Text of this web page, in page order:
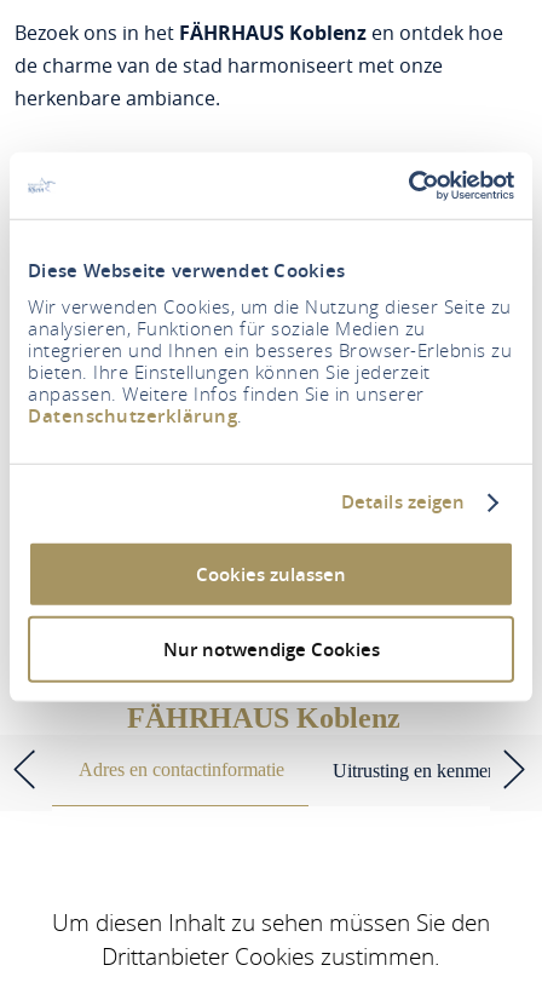
Diese Webseite verwendet Cookies
Wir verwenden Cookies, um die Nutzung dieser Seite zu
analysieren, Funktionen für soziale Medien zu
integrieren und Ihnen ein besseres Browser-Erlebnis zu
bieten. Ihre Einstellungen können Sie jederzeit
anpassen. Weitere Infos finden Sie in unserer
Datenschutzerklärung
Details zeigen
Cookies zulassen
Nur notwendige Cookies
Bezoek ons in het FÄHRHAUS Koblenzen ontdek hoe
de charme van de stad harmoniseert met onze
herkenbare ambiance.
2 Volwassene
ACCOMMODATIE ZOEKEN
FÄHRHAUS Koblenz
Adres en contactinformatie Uitrusting en kenmerken
Um diesen Inhalt zu sehen müssen Sie den
Drittanbieter Cookies zustimmen.